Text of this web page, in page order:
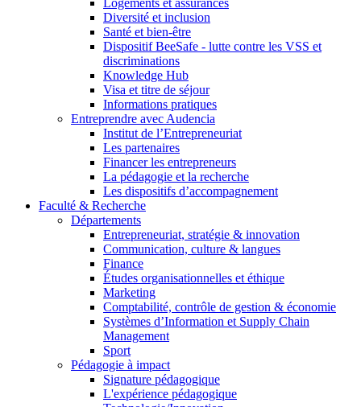
Logements et assurances
Diversité et inclusion
Santé et bien-être
Dispositif BeeSafe - lutte contre les VSS et
discriminations
Knowledge Hub
Visa et titre de séjour
Informations pratiques
Entreprendre avec Audencia
Institut de l’Entrepreneuriat
Les partenaires
Financer les entrepreneurs
La pédagogie et la recherche
Les dispositifs d’accompagnement
Faculté & Recherche
Départements
Entrepreneuriat, stratégie & innovation
Communication, culture & langues
Finance
Études organisationnelles et éthique
Marketing
Comptabilité, contrôle de gestion & économie
Systèmes d’Information et Supply Chain
Management
Sport
Pédagogie à impact
Signature pédagogique
L'expérience pédagogique